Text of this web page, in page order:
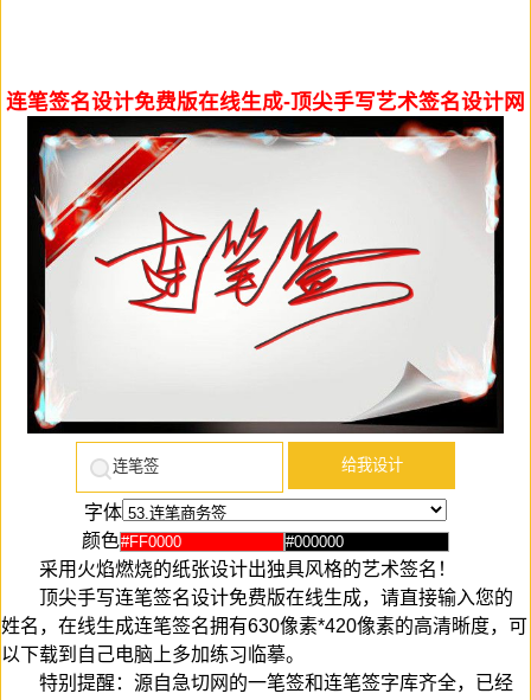
连笔签名设计免费版在线生成-顶尖手写艺术签名设计网
字体
颜色
采用火焰燃烧的纸张设计出独具风格的艺术签名！
顶尖手写连笔签名设计免费版在线生成，请直接输入您的
姓名，在线生成连笔签名拥有630像素*420像素的高清晰度，可
以下载到自己电脑上多加练习临摹。
特别提醒：源自急切网的一笔签和连笔签字库齐全，已经